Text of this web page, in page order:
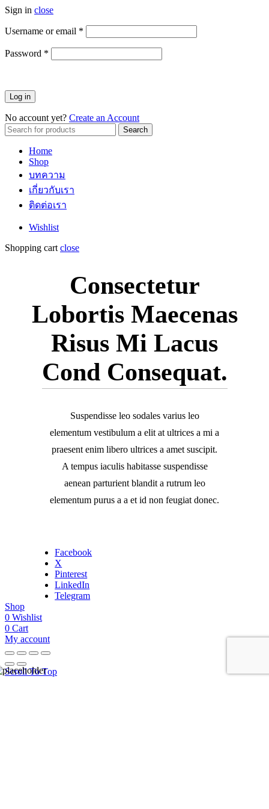
Sign in close
Username or email *
Password *
Log in
No account yet? Create an Account
Search
for:
Search
Home
Shop
บทความ
เกี่ยวกับเรา
ติดต่อเรา
Wishlist
Shopping cart close
Consectetur
Lobortis Maecenas
Risus Mi Lacus
Cond Consequat.
Suspendisse leo sodales varius leo
elementum vestibulum a elit at ultrices a mi a
praesent enim libero ultrices a amet suscipit.
A tempus iaculis habitasse suspendisse
aenean parturient blandit a rutrum leo
elementum purus a a et id non feugiat donec.
Facebook
X
Pinterest
LinkedIn
Telegram
Shop
0 Wishlist
0 Cart
My account
Scroll To Top